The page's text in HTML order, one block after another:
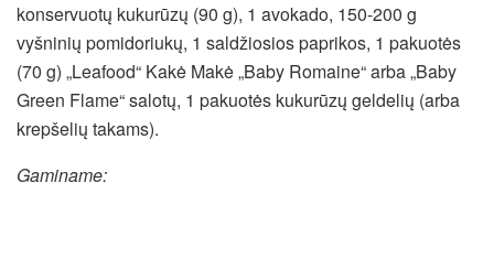
konservuotų kukurūzų (90 g), 1 avokado, 150-200 g
vyšninių pomidoriukų, 1 saldžiosios paprikos, 1 pakuotės
(70 g) „Leafood“ Kakė Makė „Baby Romaine“ arba „Baby
Green Flame“ salotų, 1 pakuotės kukurūzų geldelių (arba
krepšelių takams).
Gaminame: